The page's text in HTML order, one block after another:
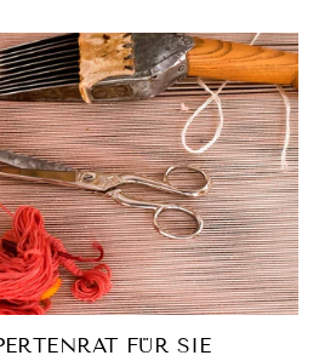
FÜR SIE